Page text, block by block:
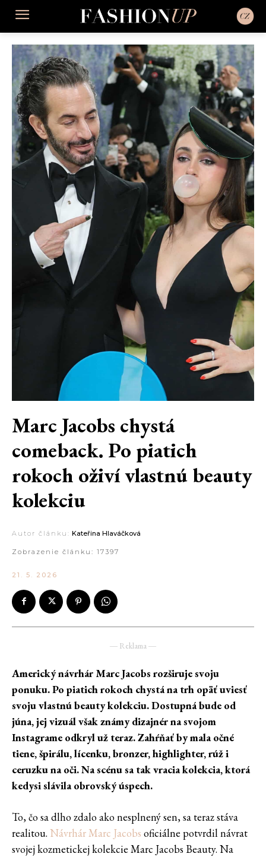
Marc Jacobs chystá
comeback. Po piatich
rokoch oživí vlastnú beauty
kolekciu
Autor článku: Kateřina Hlaváčková
Zobrazenie článku: 17397
21. 5. 2026
― Reklama ―
Americký návrhár Marc Jacobs rozširuje svoju
ponuku. Po piatich rokoch chystá na trh opäť uviesť
svoju vlastnú beauty kolekciu. Dostupná bude od
júna, jej vizuál však známy dizajnér na svojom
Instagrame odkryl už teraz. Zahŕňať by mala očné
tiene, špirálu, lícenku, bronzer, highlighter, rúž i
ceruzku na oči. Na scénu sa tak vracia kolekcia, ktorá
kedysi slávila obrovský úspech.
To, čo sa dlho zdalo ako nesplnený sen, sa teraz stáva
realitou. Návrhár Marc Jacobs oficiálne potvrdil návrat
svojej kozmetickej kolekcie Marc Jacobs Beauty. Na